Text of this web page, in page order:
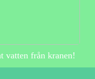
vatten från kranen!